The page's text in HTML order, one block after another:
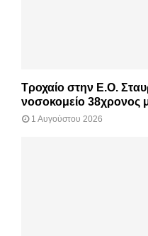
Τροχαίο στην Ε.Ο.
νοσοκομείο 38χρονος
1 Αυγούστου 2026